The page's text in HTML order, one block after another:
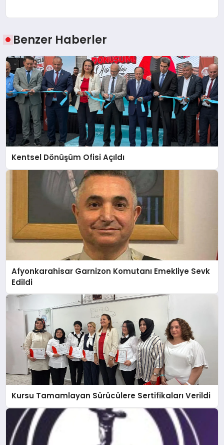
Benzer Haberler
Kentsel Dönüşüm Ofisi Açıldı
Afyonkarahisar Garnizon Komutanı Emekliye Sevk
Edildi
Kursu Tamamlayan Sürücülere Sertifikaları Verildi